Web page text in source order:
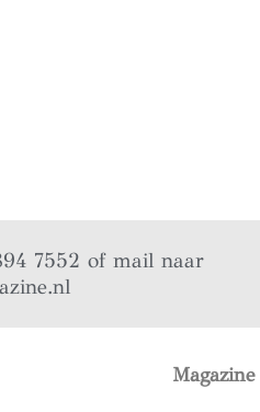
7552 of mail naar
Magazine